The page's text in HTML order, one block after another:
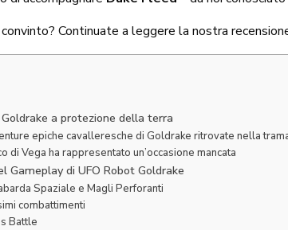
Continuate a leggere la nostra
a protezione della terra
epiche cavalleresche di Goldrake ritrovate nella
di Vega ha rappresentato un’occasione mancata
Gameplay di UFO Robot Goldrake
Spaziale e Magli Perforanti
combattimenti
Battle